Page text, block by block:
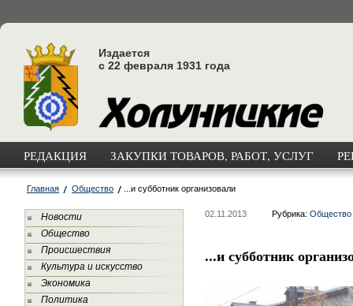
Издается
с 22 февраля 1931 года
РЕДАКЦИЯ ЗАКУПКИ ТОВАРОВ, РАБОТ, УСЛУГ
Главная Общество ...и субботник организовали
Новости
Общество
Происшествия
Культура и искусство
Экономика
Политика
02.11.2013 Рубрика: Общество
...и субботник